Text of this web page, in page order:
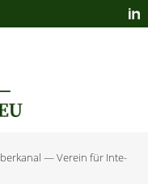
— Ver­ein für Inte­